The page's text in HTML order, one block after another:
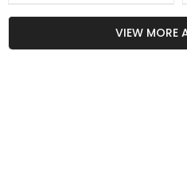
گرمی میں کچن کو ٹھنڈا
کرنے کا یہ طریقہ آزمائیں
VIEW MORE